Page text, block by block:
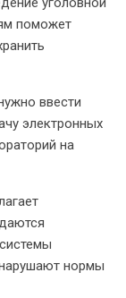
поможет
ввести
электронных
на
нормы